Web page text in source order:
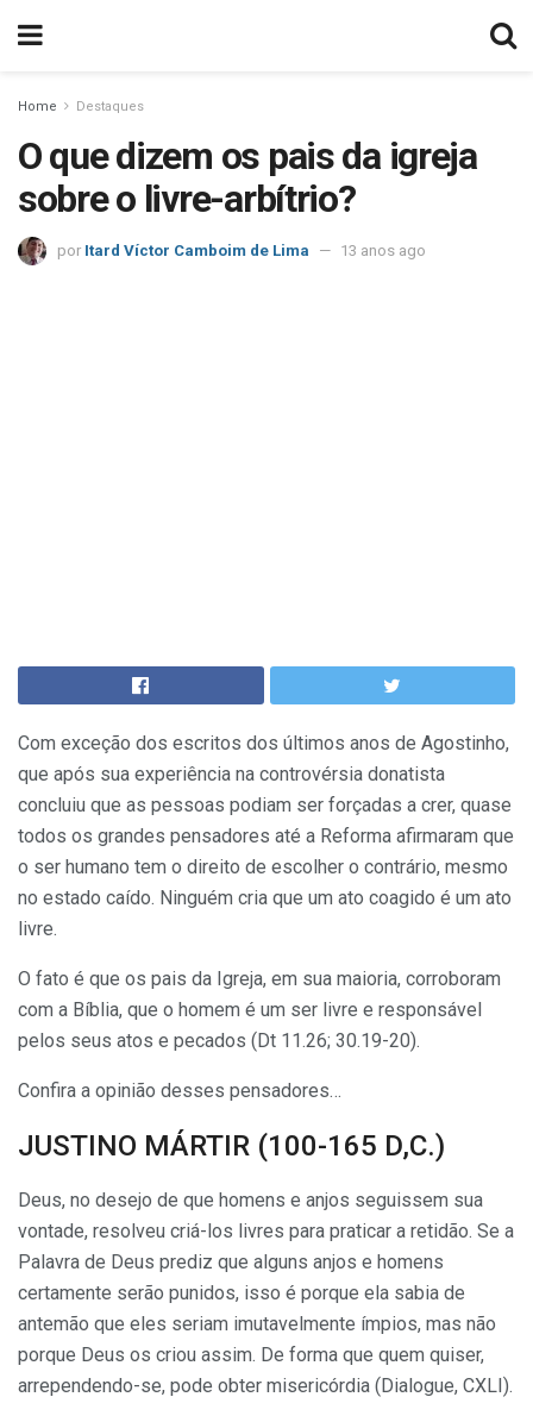
Home Destaques
O que dizem os pais da igreja
sobre o livre-arbítrio?
por Itard Víctor Camboim de Lima 13 anos ago
Com exceção dos escritos dos últimos anos de Agostinho,
que após sua experiência na controvérsia donatista
concluiu que as pessoas podiam ser forçadas a crer, quase
todos os grandes pensadores até a Reforma afirmaram que
o ser humano tem o direito de escolher o contrário, mesmo
no estado caído. Ninguém cria que um ato coagido é um ato
livre.
O fato é que os pais da Igreja, em sua maioria, corroboram
com a Bíblia, que o homem é um ser livre e responsável
pelos seus atos e pecados (Dt 11.26; 30.19-20).
Confira a opinião desses pensadores…
JUSTINO MÁRTIR (100-165 D,C.)
Deus, no desejo de que homens e anjos seguissem sua
vontade, resolveu criá-los livres para praticar a retidão. Se a
Palavra de Deus prediz que alguns anjos e homens
certamente serão punidos, isso é porque ela sabia de
antemão que eles seriam imutavelmente ímpios, mas não
porque Deus os criou assim. De forma que quem quiser,
arrependendo-se, pode obter misericór­dia (Dialogue, CXLI).